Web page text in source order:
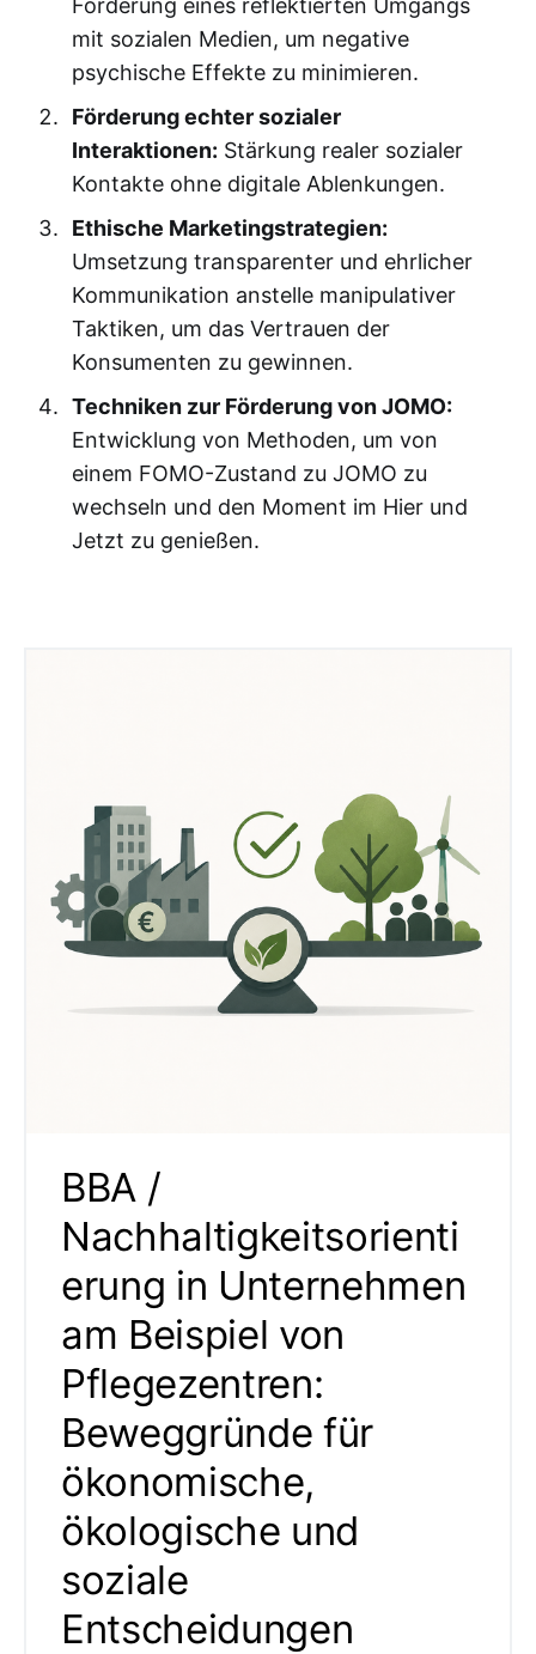
Förderung eines reflektierten Umgangs
mit sozialen Medien, um negative
psychische Effekte zu minimieren.
Förderung echter sozialer
Interaktionen: Stärkung realer sozialer
Kontakte ohne digitale Ablenkungen.
Ethische Marketingstrategien:
Umsetzung transparenter und ehrlicher
Kommunikation anstelle manipulativer
Taktiken, um das Vertrauen der
Konsumenten zu gewinnen.
Techniken zur Förderung von JOMO:
Entwicklung von Methoden, um von
einem FOMO-Zustand zu JOMO zu
wechseln und den Moment im Hier und
Jetzt zu genießen.
BBA /
Nachhaltigkeitsorienti
erung in Unternehmen
am Beispiel von
Pflegezentren:
Beweggründe für
ökonomische,
ökologische und
soziale
Entscheidungen